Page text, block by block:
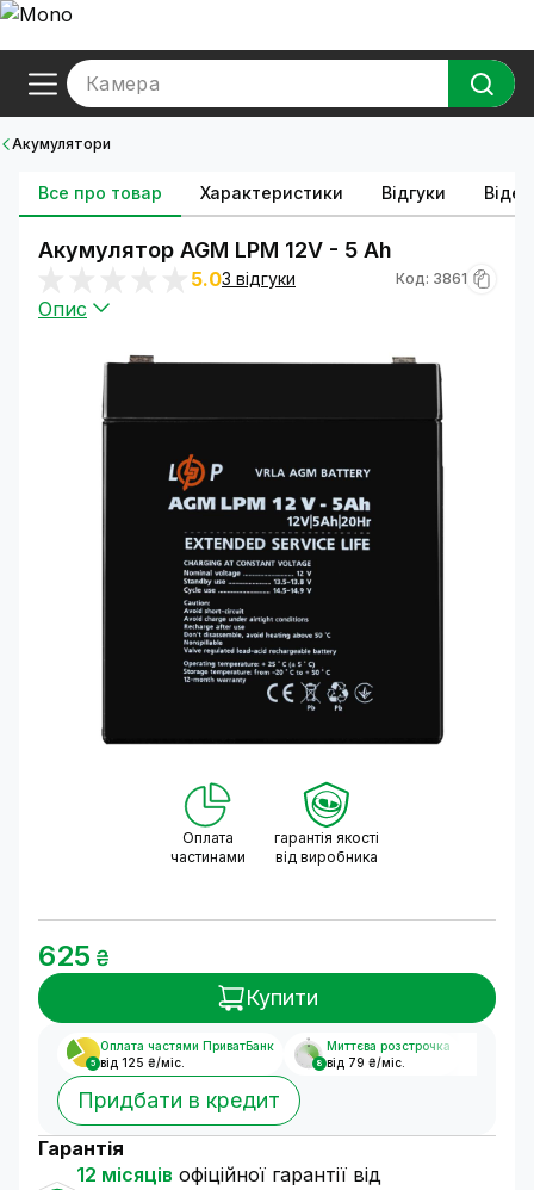
Камера
Акумулятори
Все про товар Характеристики Відгуки Відео
Акумулятор AGM LPM 12V - 5 Ah
5.03 відгуки Код: 3861
Опис
Оплата
частинами
гарантія якості
від виробника
625 ₴
Купити
5
Оплата частями ПриватБанк
від 125 ₴/міс.
8
Миттєва розстрочка
від 79 ₴/міс.
Придбати в кредит
Гарантія
12 місяців офіційної гарантії від